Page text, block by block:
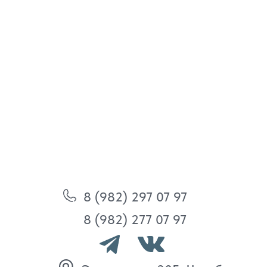
Политика
конфиденциальности